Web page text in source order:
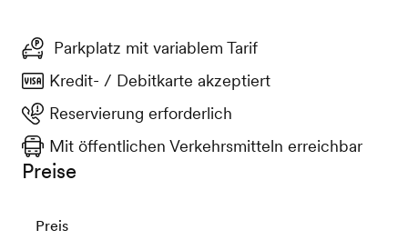
Parkplatz mit variablem Tarif
Kredit- / Debitkarte akzeptiert
Reservierung erforderlich
Mit öffentlichen Verkehrsmitteln erreichbar
Preise
Preis